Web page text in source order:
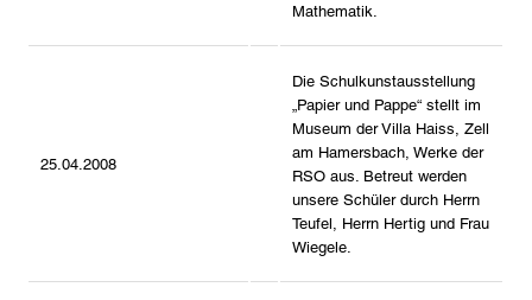
Mathematik.
25.04.2008
Die Schulkunstausstellung
„Papier und Pappe“ stellt im
Museum der Villa Haiss, Zell
am Hamersbach, Werke der
RSO aus. Betreut werden
unsere Schüler durch Herrn
Teufel, Herrn Hertig und Frau
Wiegele.